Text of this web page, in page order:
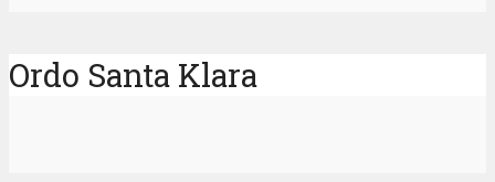
Ordo Santa Klara